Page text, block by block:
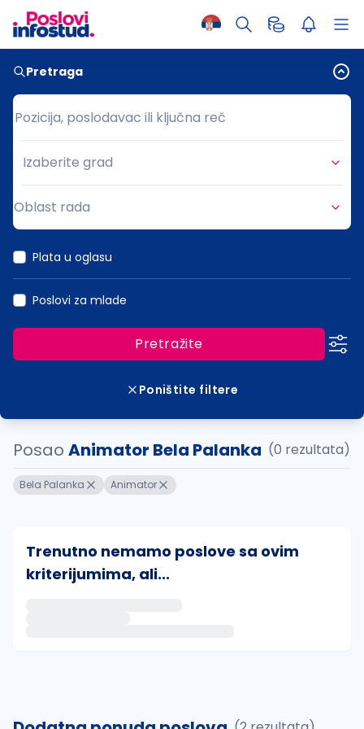
Pretraga
Pozicija, poslodavac ili ključna reč
Pozicija, poslodavac ili ključna reč
Grad
Izaberite grad
Oblast rada
Plata u oglasu
Poslovi za mlade
Pretražite
Poništite filtere
Posao Animator Bela Palanka (0 rezultata)
Bela Palanka Animator
Trenutno nemamo poslove sa ovim
kriterijumima, ali...